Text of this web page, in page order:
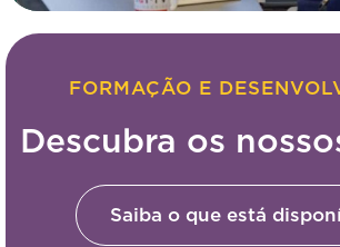
FORMAÇÃO E
Descubra os
Saiba o que está